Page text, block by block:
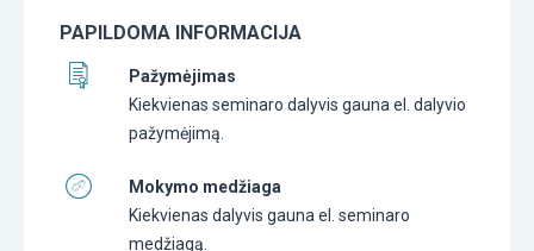
PAPILDOMA INFORMACIJA
Pažymėjimas
Kiekvienas seminaro dalyvis gauna el. dalyvio
pažymėjimą.
Mokymo medžiaga
Kiekvienas dalyvis gauna el. seminaro
medžiagą.